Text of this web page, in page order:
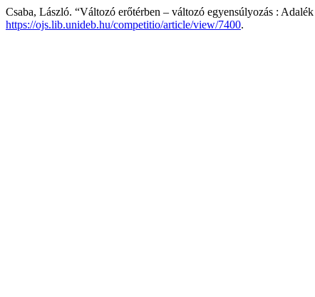
Csaba, László. “Változó erőtérben – változó egyensúlyozás :
https://ojs.lib.unideb.hu/competitio/article/view/7400.